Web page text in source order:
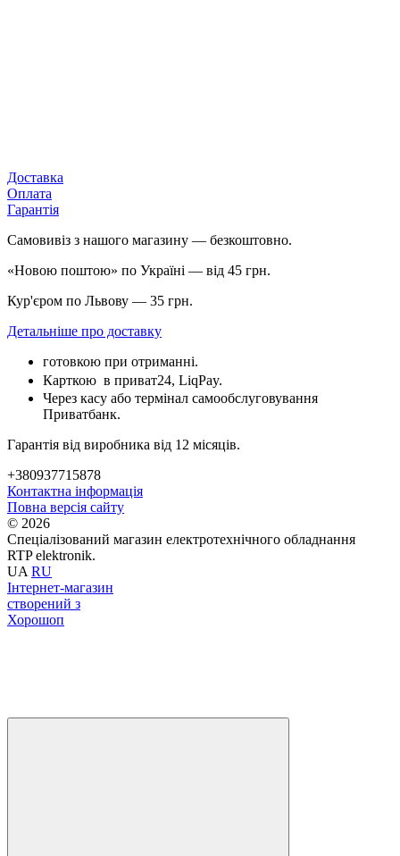
Доставка
Оплата
Гарантія
Самовивіз з нашого магазину — безкоштовно.
«Новою поштою» по Україні — від 45 грн.
Кур'єром по Львову — 35 грн.
Детальніше про доставку
готовкою при отриманні.
Карткою в приват24, LiqPay.
Через касу або термінал самообслуговування
Приватбанк.
Гарантія від виробника від 12 місяців.
+380937715878
Контактна інформація
Повна версія сайту
© 2026
Спеціалізований магазин електротехнічного обладнання
RTP elektronik.
UA RU
Інтернет-магазин
створений з
Хорошоп